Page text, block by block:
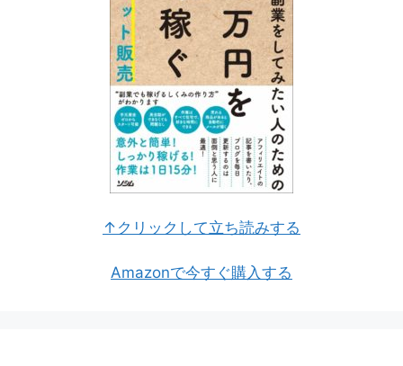
↑クリックして立ち読みする
Amazonで今すぐ購入する